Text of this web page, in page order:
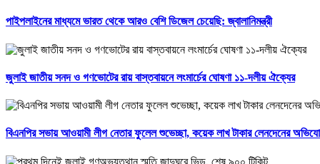
পাইপলাইনের মাধ্যমে ভারত থেকে আরও বেশি ডিজেল চেয়েছি: জ্বালানিমন্ত্রী
জুলাই জাতীয় সনদ ও গণভোটের রায় বাস্তবায়নে লংমার্চের ঘোষণা ১১-দলীয় ঐক্যের
বিএনপির সভায় আওয়ামী লীগ নেতার ফুলেল শুভেচ্ছা, কয়েক লাখ টাকার লেনদেনের